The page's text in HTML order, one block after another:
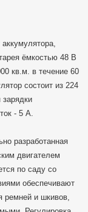
ёмкостью 48 В
кв.м. в течение 60
состоит из 224
- 5 А.
разработанная
двигателем
по саду со
обеспечивают
ремней и шкивов,